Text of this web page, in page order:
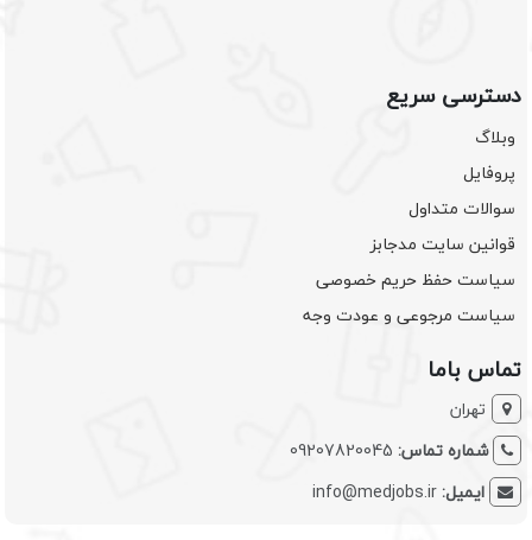
دسترسی سریع
وبلاگ
پروفایل
سوالات متداول
قوانین سایت مدجابز
سیاست حفظ حریم خصوصی
سیاست مرجوعی و عودت وجه
تماس باما
تهران
شماره تماس: 09207820045
ایمیل:info@medjobs.ir